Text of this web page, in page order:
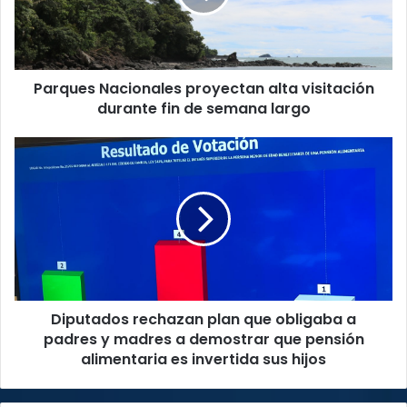
durante
fin
de
semana
largoParques Nacionales proyectan alta visitación
durante fin de semana largo
Diputados
rechazan
a
padres
y
madres
demostrar
alimentaria
Diputados rechazan plan que obligaba a
padres y madres a demostrar que pensión
alimentaria es invertida sus hijos